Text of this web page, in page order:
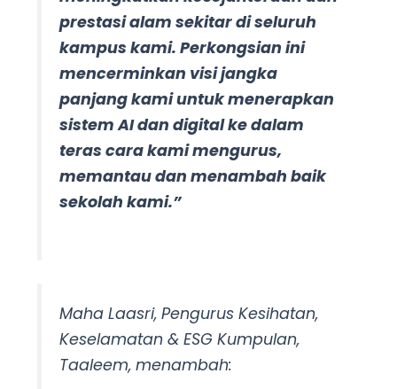
prestasi alam sekitar di seluruh
kampus kami. Perkongsian ini
mencerminkan visi jangka
panjang kami untuk menerapkan
sistem AI dan digital ke dalam
teras cara kami mengurus,
memantau dan menambah baik
sekolah kami.”
Maha Laasri, Pengurus Kesihatan,
Keselamatan & ESG Kumpulan,
Taaleem, menambah: